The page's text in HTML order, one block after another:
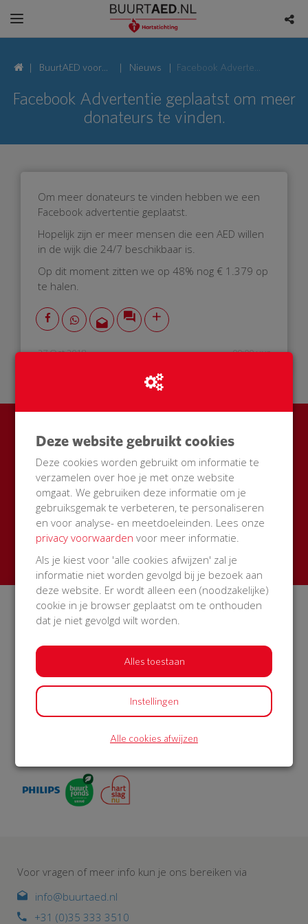
BuurtAED voor
Middelwatering,
2903 Capelle
aan den IJssel
Nieuws Facebook Advertentie geplaatst om meer donateurs te vinden.
Facebook Advertentie geplaatst om meer
donateurs te vinden.
Om meer donateurs te vinden hebben we een
Facebook advertentie geplaatst.
Hopelijk zijn er meer mensen die een AED willen
in de wijk die 24/7 beschikbaar is.
Op dit moment zitten we op 48% nog € 1.379 op
te halen.
27 Oct 2018 00:00 uur
Ook een BuurtAED in jouw
straat?
Zamel met je buren geld in voor een AED + buitenkast
met korting
Start een actie
Over BuurtAED
voor een AED. Met buitenkast én 5 jaar service en
onderhoud. Met meer AED’s in woonwijken, worden meer
levens gered. BuurtAED is een initiatief van de
Hartstichting. Philips en Univé Buurtfonds geven korting
op het AED-pakket. De AED meld je aan bij reanimatie-
oproepsysteem HartslagNu. Zo draag je met je buurt bij
aan een hartveilig Nederland.
Voor vragen of meer info kun je ons bereiken via
info@buurtaed.nl
+31 (0)35 333 3510
Deze website gebruikt cookies
Deze cookies worden gebruikt om informatie te
verzamelen over hoe je met onze website
omgaat. We gebruiken deze informatie om je
gebruiksgemak te verbeteren, te personaliseren
en voor analyse- en meetdoeleinden. Lees onze
privacy voorwaarden voor meer informatie.
Als je kiest voor 'alle cookies afwijzen' zal je
informatie niet worden gevolgd bij je bezoek aan
deze website. Er wordt alleen een (noodzakelijke)
cookie in je browser geplaatst om te onthouden
dat je niet gevolgd wilt worden.
Alles toestaan
Instellingen
Alle cookies afwijzen